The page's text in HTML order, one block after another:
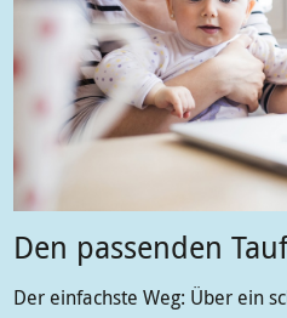
Den passenden
Der einfachste Weg: Über ein